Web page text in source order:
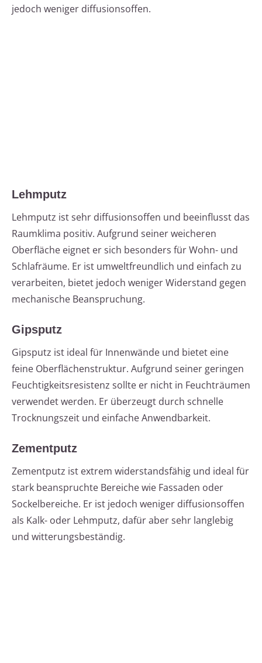
jedoch weniger diffusionsoffen.
Lehmputz
Lehmputz ist sehr diffusionsoffen und beeinflusst das
Raumklima positiv. Aufgrund seiner weicheren
Oberfläche eignet er sich besonders für Wohn- und
Schlafräume. Er ist umweltfreundlich und einfach zu
verarbeiten, bietet jedoch weniger Widerstand gegen
mechanische Beanspruchung.
Gipsputz
Gipsputz ist ideal für Innenwände und bietet eine
feine Oberflächenstruktur. Aufgrund seiner geringen
Feuchtigkeitsresistenz sollte er nicht in Feuchträumen
verwendet werden. Er überzeugt durch schnelle
Trocknungszeit und einfache Anwendbarkeit.
Zementputz
Zementputz ist extrem widerstandsfähig und ideal für
stark beanspruchte Bereiche wie Fassaden oder
Sockelbereiche. Er ist jedoch weniger diffusionsoffen
als Kalk- oder Lehmputz, dafür aber sehr langlebig
und witterungsbeständig.